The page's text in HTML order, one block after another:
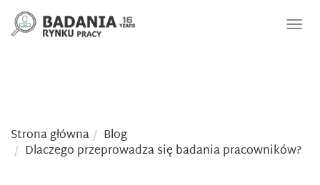
Strona główna Blog
Dlaczego przeprowadza się badania pracowników?